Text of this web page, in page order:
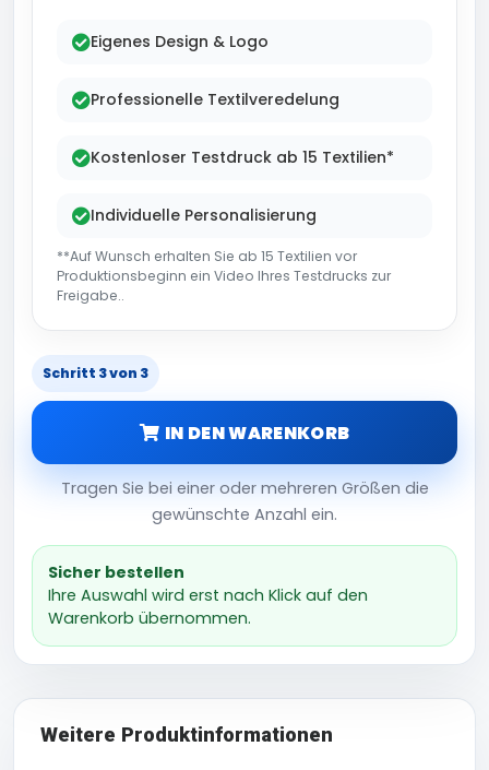
Eigenes Design & Logo
Professionelle Textilveredelung
Kostenloser Testdruck ab 15 Textilien*
Individuelle Personalisierung
**Auf Wunsch erhalten Sie ab 15 Textilien vor
Produktionsbeginn ein Video Ihres Testdrucks zur
Freigabe..
Schritt 3 von 3
IN DEN WARENKORB
Tragen Sie bei einer oder mehreren Größen die
gewünschte Anzahl ein.
Sicher bestellen
Ihre Auswahl wird erst nach Klick auf den
Warenkorb übernommen.
Weitere Produktinformationen